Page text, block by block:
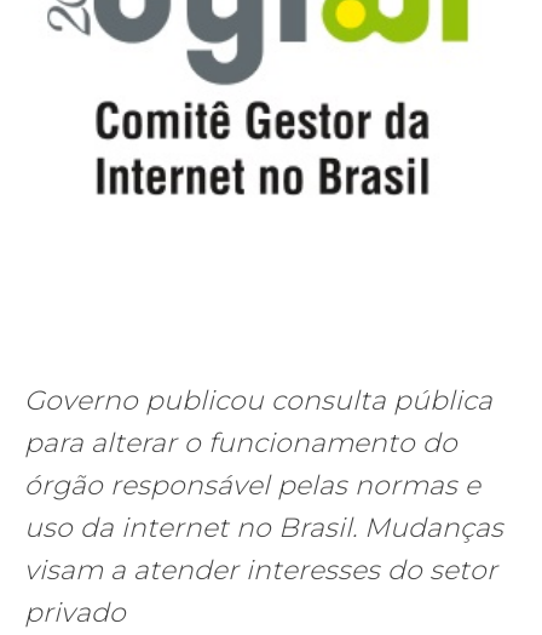
Governo publicou consulta pública
para alterar o funcionamento do
órgão responsável pelas normas e
uso da internet no Brasil. Mudanças
visam a atender interesses do setor
privado